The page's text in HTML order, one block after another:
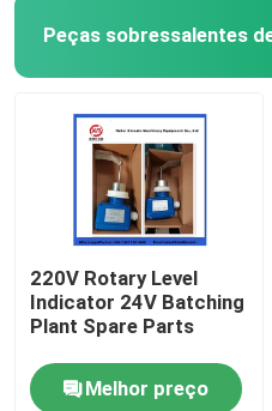
220V Rotary Level
Indicator 24V Batching
Plant Spare Parts
Melhor preço